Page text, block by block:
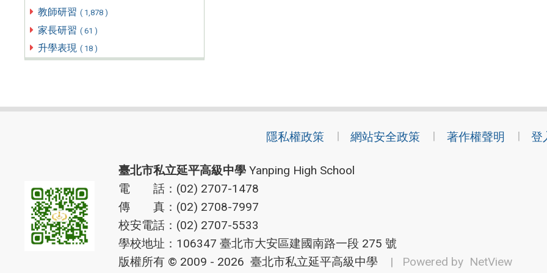
教師研習 ( 1,878 )
家長研習 ( 61 )
升學表現 ( 18 )
隱私權政策 網站安全政策 著作權聲明 登
臺北市私立延平高級中學Yanping High School
電 話：(02) 2707-1478
傳 真：(02) 2708-7997
校安電話：(02) 2707-5533
學校地址：106347 臺北市大安區建國南路一段 275 號
版權所有 © 2009 - 2026 臺北市私立延平高級中學 | Powered by NetView